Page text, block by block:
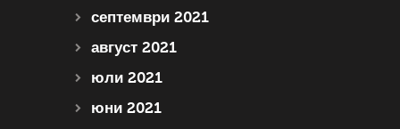
септември 2021
август 2021
юли 2021
юни 2021